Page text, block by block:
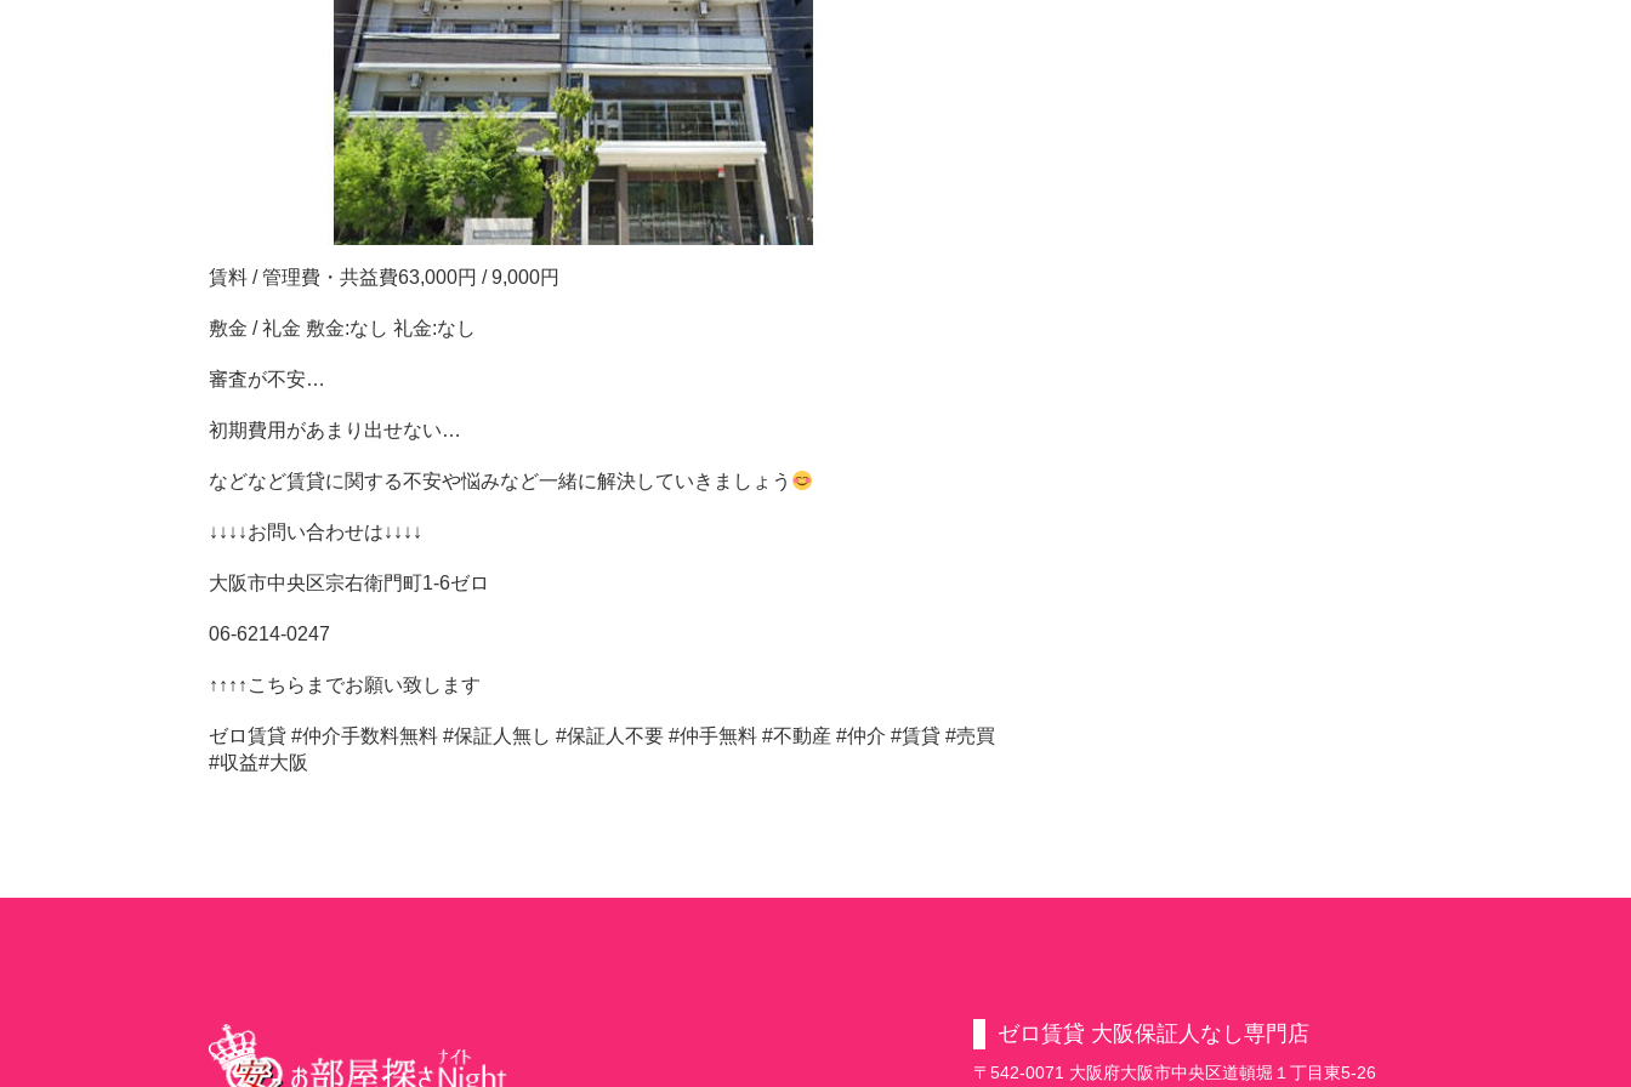
賃料 / 管理費・共益費63,000円 / 9,000円
敷金 / 礼金 敷金:なし 礼金:なし
審査が不安…
初期費用があまり出せない…
などなど賃貸に関する不安や悩みなど一緒に解決していきましょう
↓↓↓↓お問い合わせは↓↓↓↓
大阪市中央区宗右衛門町1-6ゼロ
06-6214-0247
↑↑↑↑こちらまでお願い致します
ゼロ賃貸 #仲介手数料無料 #保証人無し #保証人不要 #仲手無料 #不動産 #仲介 #賃貸 #売買
#収益#大阪
ゼロ賃貸 大阪保証人なし専門店
〒542-0071 大阪府大阪市中央区道頓堀１丁目東5-26